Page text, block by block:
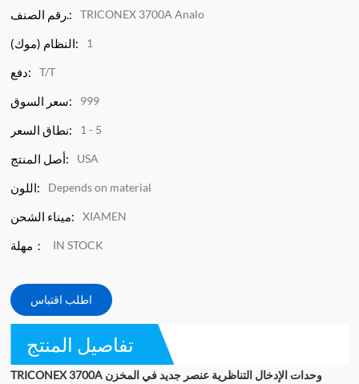
رقم الصنف.: TRICONEX 3700A Analo
النظام (موك): 1
دفع: T/T
سعر السوق: 999
نطاق السعر: 1 - 5
أصل المنتج: USA
اللون: Depends on material
ميناء الشحن: XIAMEN
مهلة： IN STOCK
اطلب اقتباس
تفاصيل المنتج
TRICONEX 3700A وحدات الإدخال التناظرية عنصر جديد في المخزن